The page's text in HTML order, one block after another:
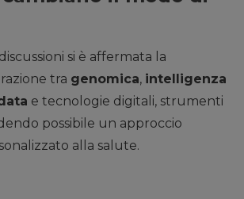
si è affermata la
tra genomica, intelligenza
e tecnologie digitali, strumenti
possibile un approccio
alla salute.